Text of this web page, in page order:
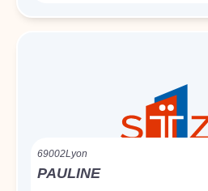
69002Lyon
PAULINE